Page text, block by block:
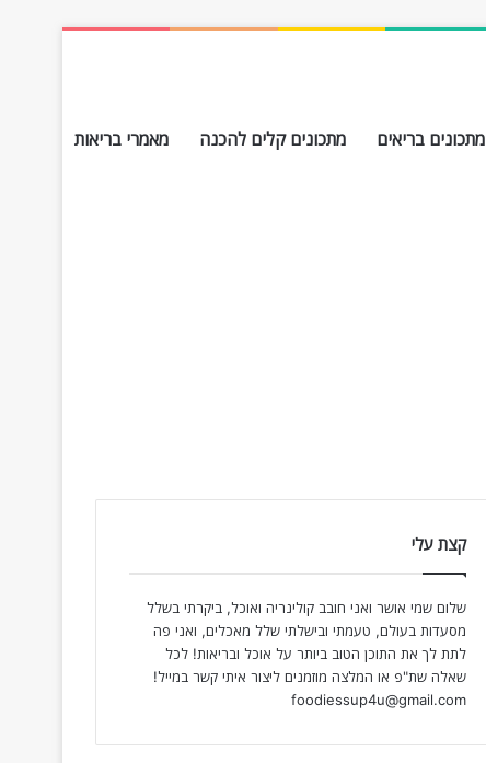
מתכונים בריאים מתכונים קלים להכנה מאמרי בריאות
קצת עלי
שלום שמי אושר ואני חובב קולינריה ואוכל, ביקרתי בשלל
מסעדות בעולם, טעמתי ובישלתי שלל מאכלים, ואני פה
לתת לך את התוכן הטוב ביותר על אוכל ובריאות! לכל
שאלה שת"פ או המלצה מוזמנים ליצור איתי קשר במייל!
foodiessup4u@gmail.com